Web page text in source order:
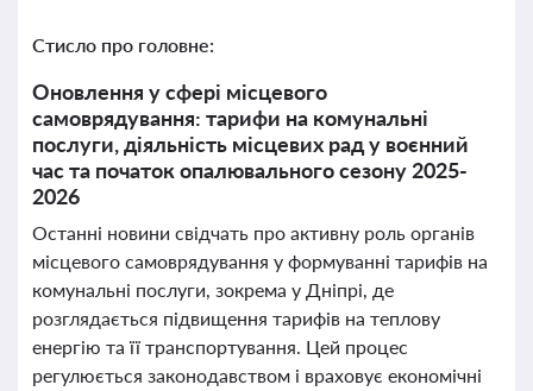
Стисло про головне:
Оновлення у сфері місцевого
самоврядування: тарифи на комунальні
послуги, діяльність місцевих рад у воєнний
час та початок опалювального сезону 2025-
2026
Останні новини свідчать про активну роль органів
місцевого самоврядування у формуванні тарифів на
комунальні послуги, зокрема у Дніпрі, де
розглядається підвищення тарифів на теплову
енергію та її транспортування. Цей процес
регулюється законодавством і враховує економічні